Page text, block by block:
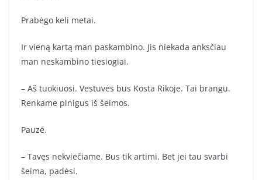
Prabėgo keli metai.
Ir vieną kartą man paskambino. Jis niekada anksčiau
man neskambino tiesiogiai.
– Aš tuokiuosi. Vestuvės bus Kosta Rikoje. Tai brangu.
Renkame pinigus iš šeimos.
Pauzė.
– Tavęs nekviečiame. Bus tik artimi. Bet jei tau svarbi
šeima, padėsi.